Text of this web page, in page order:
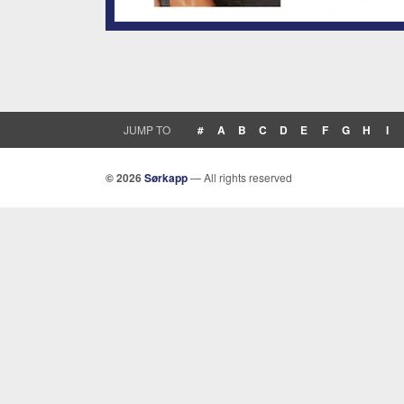
JUMP TO # A B C D E F G H I
© 2026Sørkapp— All rights reserved